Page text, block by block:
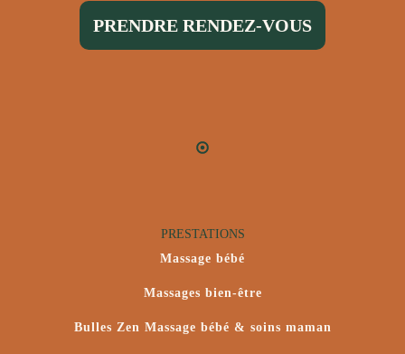
PRENDRE RENDEZ-VOUS
PRESTATIONS
Massage bébé
Massages bien-être
Bulles Zen Massage bébé & soins maman